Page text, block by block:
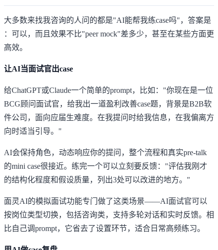
大多数来找我咨询的人问的都是"AI能帮我练case吗"，答案是
：可以，而且效果不比"peer mock"差多少，甚至在某些方面更
高效。
让AI当面试官出case
给ChatGPT或Claude一个简单的prompt，比如："你现在是一位
BCG顾问面试官，给我出一道盈利改善case题，背景是B2B软
件公司，面向应届生难度。在我提问时给我信息，在我偏离方
向时适当引导。"
AI会保持角色，动态响应你的提问，整个流程和真实pre-talk
的mini case很接近。练完一个可以立刻要反馈："评估我刚才
的结构化程度和假设质量，列出3处可以改进的地方。"
面灵AI的模拟面试功能专门做了这类场景——AI面试官可以
按岗位类型切换，包括咨询类，支持多轮对话和实时反馈。相
比自己调prompt，它省去了设置环节，适合日常高频练习。